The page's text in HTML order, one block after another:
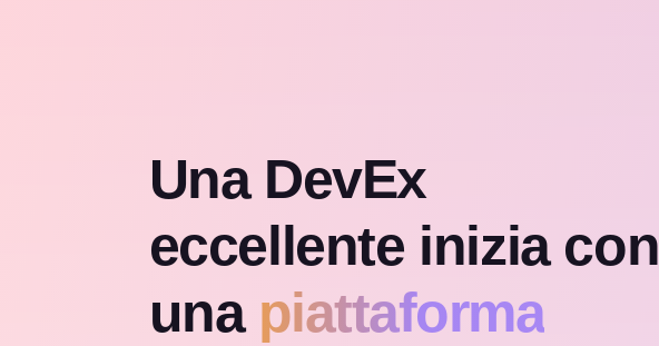
Una DevEx
eccellente inizia con
una piattaforma